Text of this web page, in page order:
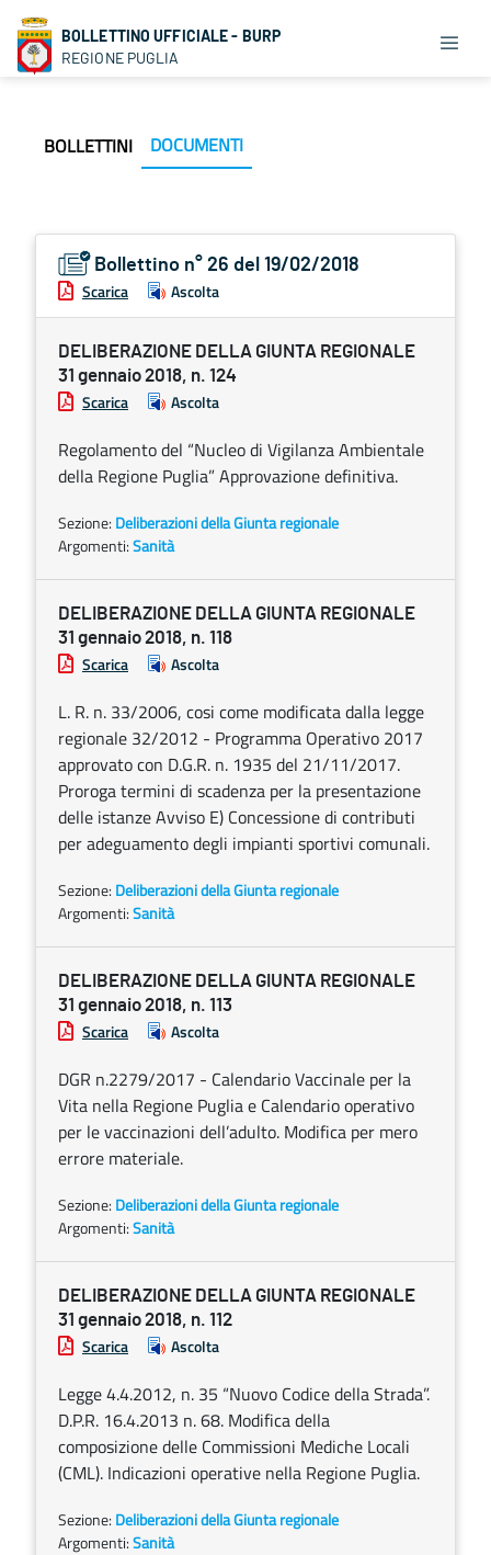
BOLLETTINO UFFICIALE - BURP
REGIONE PUGLIA
BOLLETTINI DOCUMENTI
Bollettino n° 26 del 19/02/2018
Scarica Ascolta
DELIBERAZIONE DELLA GIUNTA REGIONALE
31 gennaio 2018, n. 124
Scarica Ascolta
Regolamento del “Nucleo di Vigilanza Ambientale
della Regione Puglia” Approvazione definitiva.
Sezione: Deliberazioni della Giunta regionale
Argomenti:Sanità
DELIBERAZIONE DELLA GIUNTA REGIONALE
31 gennaio 2018, n. 118
Scarica Ascolta
L. R. n. 33/2006, cosi come modificata dalla legge
regionale 32/2012 - Programma Operativo 2017
approvato con D.G.R. n. 1935 del 21/11/2017.
Proroga termini di scadenza per la presentazione
delle istanze Avviso E) Concessione di contributi
per adeguamento degli impianti sportivi comunali.
Sezione: Deliberazioni della Giunta regionale
Argomenti:Sanità
DELIBERAZIONE DELLA GIUNTA REGIONALE
31 gennaio 2018, n. 113
Scarica Ascolta
DGR n.2279/2017 - Calendario Vaccinale per la
Vita nella Regione Puglia e Calendario operativo
per le vaccinazioni dell’adulto. Modifica per mero
errore materiale.
Sezione: Deliberazioni della Giunta regionale
Argomenti:Sanità
DELIBERAZIONE DELLA GIUNTA REGIONALE
31 gennaio 2018, n. 112
Scarica Ascolta
Legge 4.4.2012, n. 35 “Nuovo Codice della Strada”.
D.P.R. 16.4.2013 n. 68. Modifica della
composizione delle Commissioni Mediche Locali
(CML). Indicazioni operative nella Regione Puglia.
Sezione: Deliberazioni della Giunta regionale
Argomenti:Sanità